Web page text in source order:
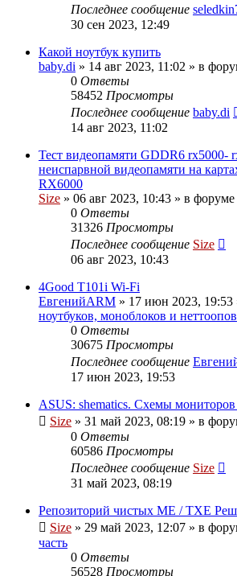
Последнее сообщение
30 сен 2023, 12:49
Какой ноутбук купить
baby.di » 14 авг 2023, 11:02 » в
0 Ответы
58452 Просмотры
Последнее сообщение baby.di
14 авг 2023, 11:02
Тест видеопамяти GDDR6 rx5000-
неиспарвной видеопамяти на
RX6000
Size » 06 авг 2023, 10:43 » в форуме
0 Ответы
31326 Просмотры
Последнее сообщение Size
06 авг 2023, 10:43
4Good T101i Wi-Fi
ЕвгенийARM » 17 июн 2023, 19:53
ноутбуков, моноблоков и неттоопов
0 Ответы
30675 Просмотры
Последнее сообщение
17 июн 2023, 19:53
ASUS: shematics. Схемы
Size » 31 май 2023, 08:19 » в
0 Ответы
60586 Просмотры
Последнее сообщение Size
31 май 2023, 08:19
Репозиторий чистых ME / TXE
Size » 29 май 2023, 12:07 » в
часть
0 Ответы
56528 Просмотры